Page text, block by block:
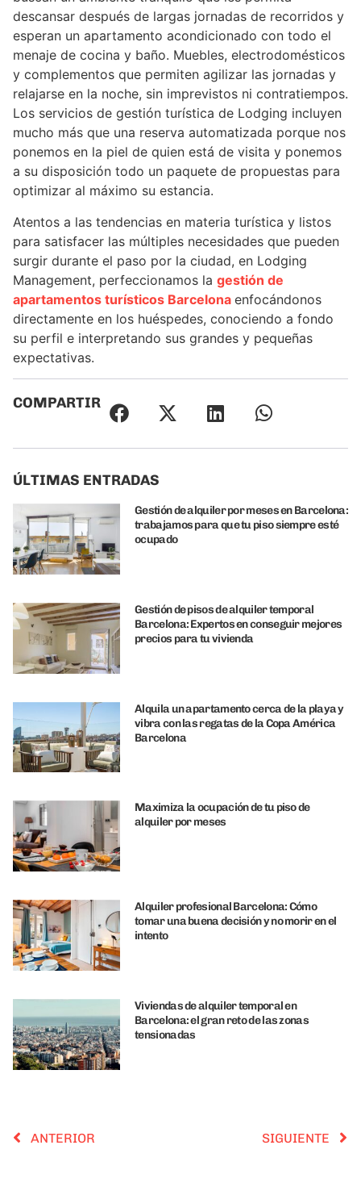
descansar después de largas jornadas de recorridos y
esperan un apartamento acondicionado con todo el
menaje de cocina y baño. Muebles, electrodomésticos
y complementos que permiten agilizar las jornadas y
relajarse en la noche, sin imprevistos ni contratiempos.
Los servicios de gestión turística de Lodging incluyen
mucho más que una reserva automatizada porque nos
ponemos en la piel de quien está de visita y ponemos
a su disposición todo un paquete de propuestas para
optimizar al máximo su estancia.
Atentos a las tendencias en materia turística y listos
para satisfacer las múltiples necesidades que pueden
surgir durante el paso por la ciudad, en Lodging
Management, perfeccionamos la gestión de
apartamentos turísticos Barcelona enfocándonos
directamente en los huéspedes, conociendo a fondo
su perfil e interpretando sus grandes y pequeñas
expectativas.
COMPARTIR
ÚLTIMAS ENTRADAS
Gestión de alquiler por meses en Barcelona:
trabajamos para que tu piso siempre esté
ocupado
Gestión de pisos de alquiler temporal
Barcelona: Expertos en conseguir mejores
precios para tu vivienda
Alquila un apartamento cerca de la playa y
vibra con las regatas de la Copa América
Barcelona
Maximiza la ocupación de tu piso de
alquiler por meses
Alquiler profesional Barcelona: Cómo
tomar una buena decisión y no morir en el
intento
Viviendas de alquiler temporal en
Barcelona: el gran reto de las zonas
tensionadas
ANTERIOR SIGUIENTE